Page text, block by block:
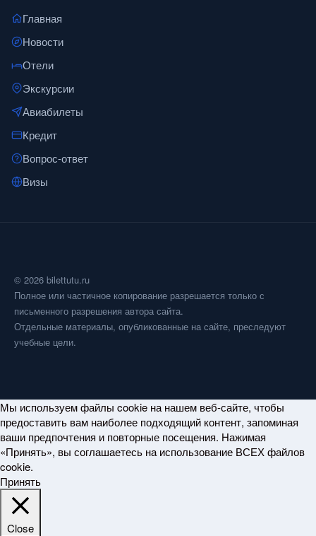
Главная
Новости
Отели
Экскурсии
Авиабилеты
Кредит
Вопрос-ответ
Визы
© 2026 bilettutu.ru
Полное или частичное копирование разрешается только с
письменного разрешения автора сайта.
Отдельные материалы, опубликованные на сайте, преследуют
учебные цели.
Мы используем файлы cookie на нашем веб-сайте, чтобы
предоставить вам наиболее подходящий контент, запоминая
ваши предпочтения и повторные посещения. Нажимая
«Принять», вы соглашаетесь на использование ВСЕХ файлов
cookie.
Принять
Close